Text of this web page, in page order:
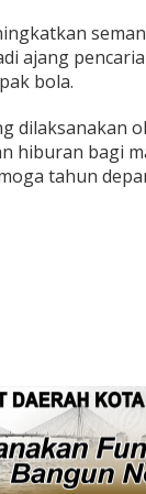
ajang
bola.
dilaksanakan
hiburan bagi
tahun